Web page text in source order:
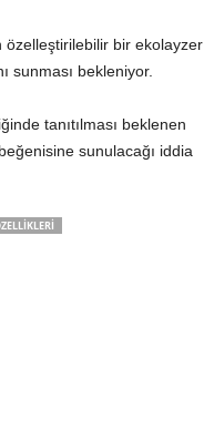
özelleştirilebilir bir ekolayzer
sunması bekleniyor.
tanıtılması beklenen
sunulacağı iddia